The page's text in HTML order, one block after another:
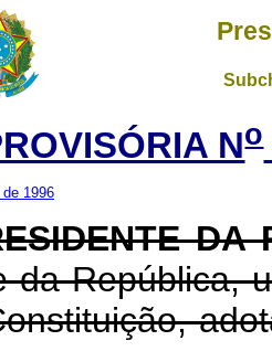
No
1996
DA
da República,